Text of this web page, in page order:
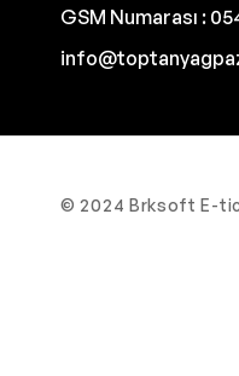
GSM Numarası :
© 2024 Brksoft E-